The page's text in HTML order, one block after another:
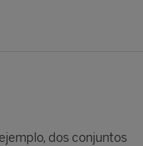
dos conjuntos